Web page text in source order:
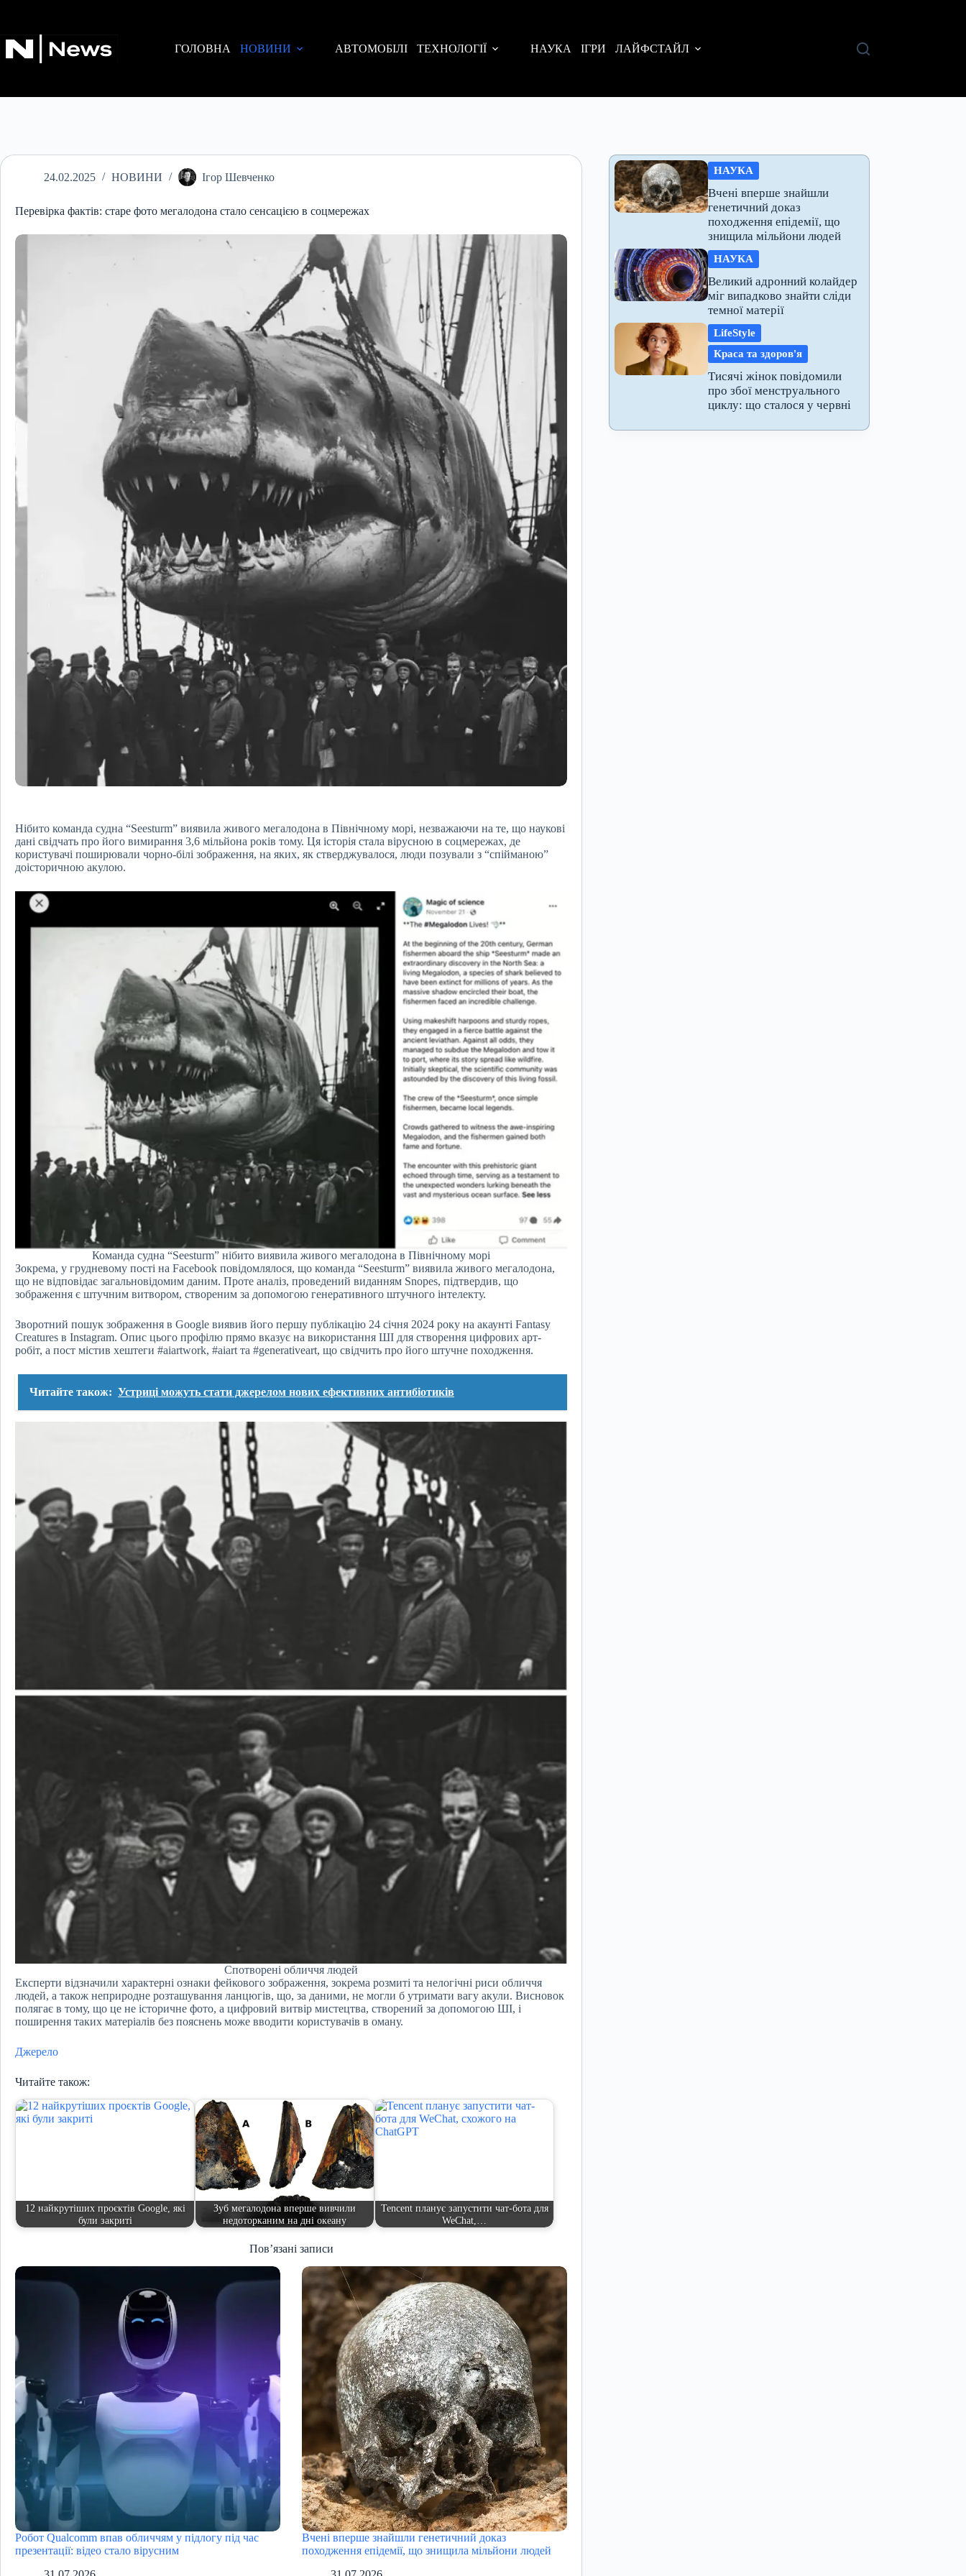
ГОЛОВНА
НОВИНИ АВТОМОБІЛІ ТЕХНОЛОГІЇ НАУКА ІГРИ ЛАЙФСТАЙЛ
24.02.2025 НОВИНИ Ігор Шевченко
Перевірка фактів: старе фото мегалодона стало сенсацією в соцмережах
Нібито команда судна “Seesturm” виявила живого мегалодона в Північному морі, незважаючи на те, що наукові
дані свідчать про його вимирання 3,6 мільйона років тому. Ця історія стала вірусною в соцмережах, де
користувачі поширювали чорно-білі зображення, на яких, як стверджувалося, люди позували з “спійманою”
доісторичною акулою.
Команда судна “Seesturm” нібито виявила живого мегалодона в Північному морі
Зокрема, у грудневому пості на Facebook повідомлялося, що команда “Seesturm” виявила живого мегалодона,
що не відповідає загальновідомим даним. Проте аналіз, проведений виданням Snopes, підтвердив, що
зображення є штучним витвором, створеним за допомогою генеративного штучного інтелекту.
Зворотний пошук зображення в Google виявив його першу публікацію 24 січня 2024 року на акаунті Fantasy
Creatures в Instagram. Опис цього профілю прямо вказує на використання ШІ для створення цифрових арт-
робіт, а пост містив хештеги #aiartwork, #aiart та #generativeart, що свідчить про його штучне походження.
Читайте також: Устриці можуть стати джерелом нових ефективних антибіотиків
Спотворені обличчя людей
Експерти відзначили характерні ознаки фейкового зображення, зокрема розмиті та нелогічні риси обличчя
людей, а також неприродне розташування ланцюгів, що, за даними, не могли б утримати вагу акули. Висновок
полягає в тому, що це не історичне фото, а цифровий витвір мистецтва, створений за допомогою ШІ, і
поширення таких матеріалів без пояснень може вводити користувачів в оману.
Джерело
Читайте також:
12 найкрутіших проєктів Google, які
були закриті
Зуб мегалодона вперше вивчили
недоторканим на дні океану
Tencent планує запустити чат-бота для
WeChat,…
Пов’язані записи
Робот Qualcomm впав обличчям у підлогу під час
презентації: відео стало вірусним
Вчені вперше знайшли генетичний доказ
походження епідемії, що знищила мільйони людей
НАУКА
Вчені вперше знайшли
генетичний доказ
походження епідемії, що
знищила мільйони людей
НАУКА
Великий адронний колайдер
міг випадково знайти сліди
темної матерії
LifeStyle
Краса та здоров'я
Тисячі жінок повідомили
про збої менструального
циклу: що сталося у червні